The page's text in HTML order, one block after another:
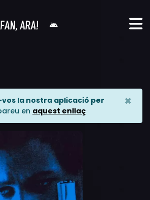
la nostra aplicació per
en aquest enllaç
×